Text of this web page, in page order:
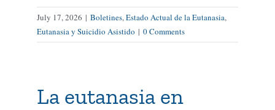
July 17, 2026 | Boletines, Estado Actual de la Eutanasia,
Eutanasia y Suicidio Asistido | 0 Comments
La eutanasia en